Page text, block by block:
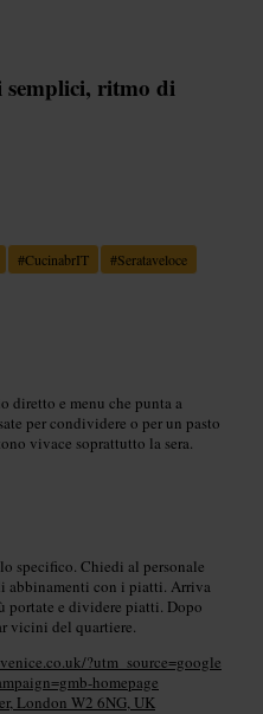
semplici, ritmo di
#CucinabrIT #Serataveloce
diretto e menu che punta a
per condividere o per un pasto
vivace soprattutto la sera.
specifico. Chiedi al personale
abbinamenti con i piatti. Arriva
portate e dividere piatti. Dopo
vicini del quartiere.
?utm_source=google
homepage
London W2 6NG, UK